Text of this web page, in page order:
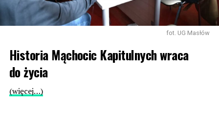
fot. UG Masłów
Historia Mąchocic Kapitulnych wraca
do życia
(więcej…)